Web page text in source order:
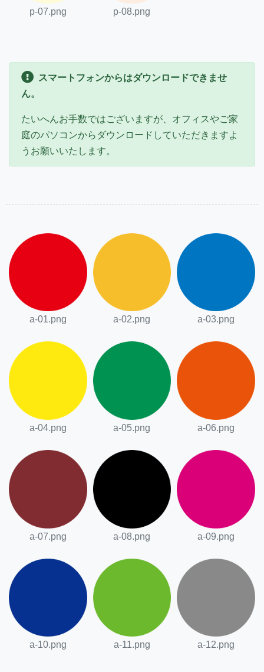
p-07.png p-08.png
スマートフォンからはダウンロードできませ
ん。
たいへんお手数ではございますが、オフィスやご家
庭のパソコンからダウンロードしていただきますよ
うお願いいたします。
a-01.png a-02.png a-03.png
a-04.png a-05.png a-06.png
a-07.png a-08.png a-09.png
a-10.png a-11.png a-12.png